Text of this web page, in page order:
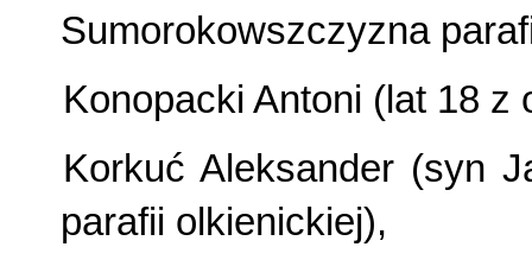
Sumorokowszczyzna
Konopacki Antoni (lat 18 z
Korkuć Aleksander (syn
parafii olkienickiej),